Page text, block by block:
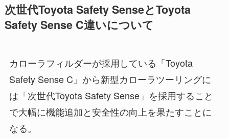
次世代Toyota Safety SenseとToyota
Safety Sense C違いについて
カローラフィルダーが採用している「Toyota
Safety Sense C」から新型カローラツーリングに
は「次世代Toyota Safety Sense」を採用すること
で大幅に機能追加と安全性の向上を果たすことに
なる。